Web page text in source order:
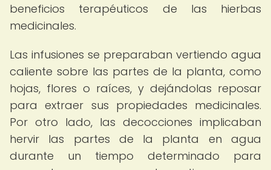
beneficios terapéuticos de las hierbas
medicinales.
Las infusiones se preparaban vertiendo agua
caliente sobre las partes de la planta, como
hojas, flores o raíces, y dejándolas reposar
para extraer sus propiedades medicinales.
Por otro lado, las decocciones implicaban
hervir las partes de la planta en agua
durante un tiempo determinado para